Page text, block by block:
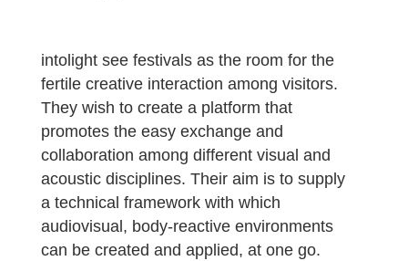
intolight see festivals as the room for the
fertile creative interaction among visitors.
They wish to create a platform that
promotes the easy exchange and
collaboration among different visual and
acoustic disciplines. Their aim is to supply
a technical framework with which
audiovisual, body-reactive environments
can be created and applied, at one go.